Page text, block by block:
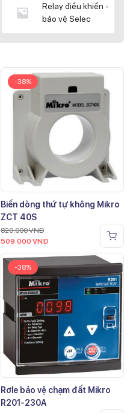
Relay điều khiển -
bảo vệ Selec
-38%
Biến dòng thứ tự không Mikro
ZCT 40S
820.000VNĐ
509.000 VNĐ
-38%
Rơle bảo vệ chạm đất Mikro
R201-230A